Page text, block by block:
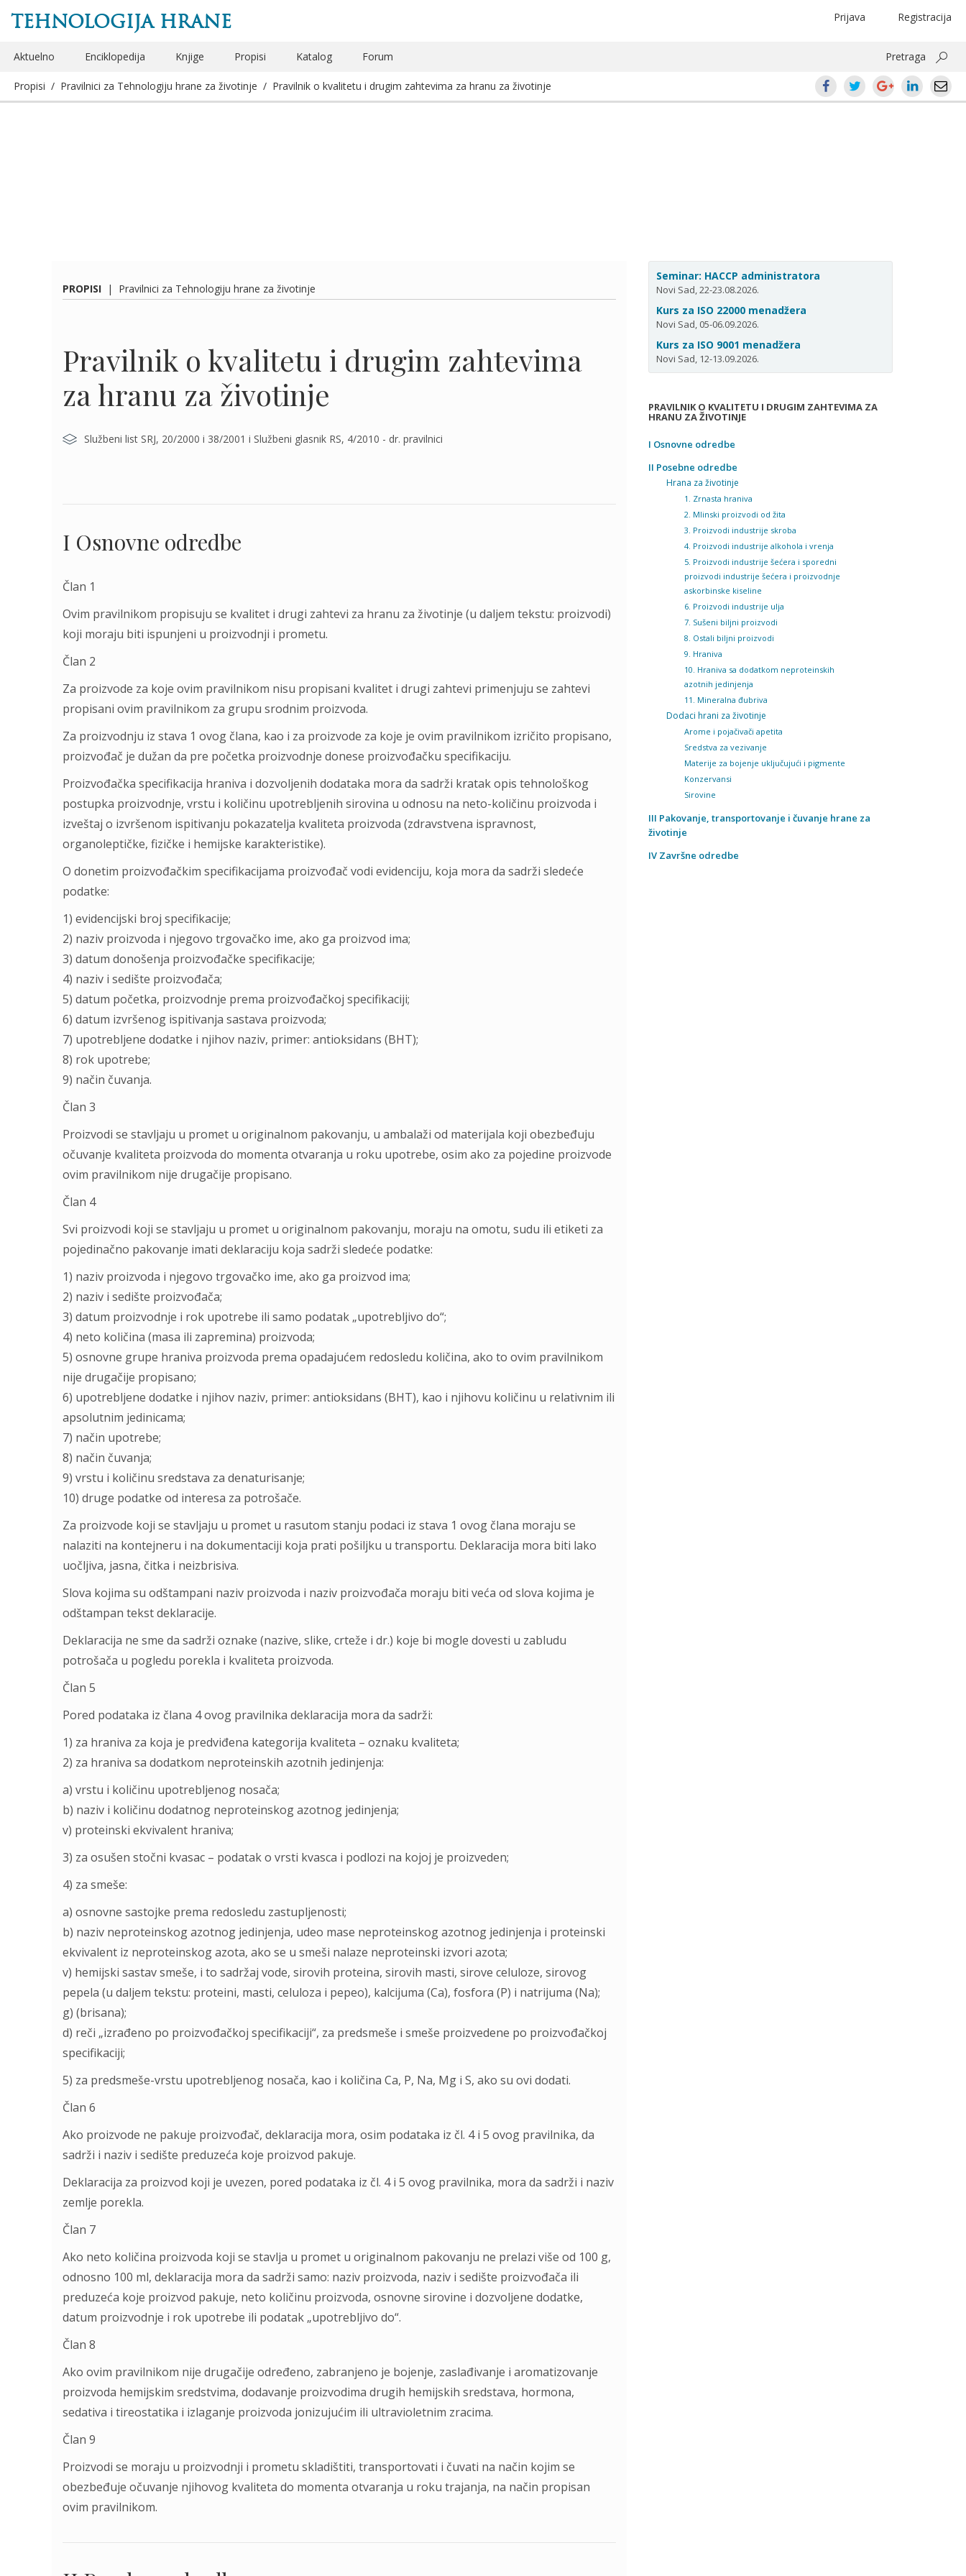
TEHNOLOGIJA HRANE Registracija
Prijava
Aktuelno Enciklopedija Knjige Propisi Katalog Forum Pretraga
Propisi / Pravilnici za Tehnologiju hrane za životinje / Pravilnik o kvalitetu i drugim zahtevima za hranu za životinje
PROPISI | Pravilnici za Tehnologiju hrane za životinje
Pravilnik o kvalitetu i drugim zahtevima
za hranu za životinje
Službeni list SRJ, 20/2000 i 38/2001 i Službeni glasnik RS, 4/2010 - dr. pravilnici
I Osnovne odredbe
Član 1
Ovim pravilnikom propisuju se kvalitet i drugi zahtevi za hranu za životinje (u daljem tekstu: proizvodi)
koji moraju biti ispunjeni u proizvodnji i prometu.
Član 2
Za proizvode za koje ovim pravilnikom nisu propisani kvalitet i drugi zahtevi primenjuju se zahtevi
propisani ovim pravilnikom za grupu srodnim proizvoda.
Za proizvodnju iz stava 1 ovog člana, kao i za proizvode za koje je ovim pravilnikom izričito propisano,
proizvođač je dužan da pre početka proizvodnje donese proizvođačku specifikaciju.
Proizvođačka specifikacija hraniva i dozvoljenih dodataka mora da sadrži kratak opis tehnološkog
postupka proizvodnje, vrstu i količinu upotrebljenih sirovina u odnosu na neto-količinu proizvoda i
izveštaj o izvršenom ispitivanju pokazatelja kvaliteta proizvoda (zdravstvena ispravnost,
organoleptičke, fizičke i hemijske karakteristike).
O donetim proizvođačkim specifikacijama proizvođač vodi evidenciju, koja mora da sadrži sledeće
podatke:
1) evidencijski broj specifikacije;
2) naziv proizvoda i njegovo trgovačko ime, ako ga proizvod ima;
3) datum donošenja proizvođačke specifikacije;
4) naziv i sedište proizvođača;
5) datum početka, proizvodnje prema proizvođačkoj specifikaciji;
6) datum izvršenog ispitivanja sastava proizvoda;
7) upotrebljene dodatke i njihov naziv, primer: antioksidans (BHT);
8) rok upotrebe;
9) način čuvanja.
Član 3
Proizvodi se stavljaju u promet u originalnom pakovanju, u ambalaži od materijala koji obezbeđuju
očuvanje kvaliteta proizvoda do momenta otvaranja u roku upotrebe, osim ako za pojedine proizvode
ovim pravilnikom nije drugačije propisano.
Član 4
Svi proizvodi koji se stavljaju u promet u originalnom pakovanju, moraju na omotu, sudu ili etiketi za
pojedinačno pakovanje imati deklaraciju koja sadrži sledeće podatke:
1) naziv proizvoda i njegovo trgovačko ime, ako ga proizvod ima;
2) naziv i sedište proizvođača;
3) datum proizvodnje i rok upotrebe ili samo podatak „upotrebljivo do“;
4) neto količina (masa ili zapremina) proizvoda;
5) osnovne grupe hraniva proizvoda prema opadajućem redosledu količina, ako to ovim pravilnikom
nije drugačije propisano;
6) upotrebljene dodatke i njihov naziv, primer: antioksidans (BHT), kao i njihovu količinu u relativnim ili
apsolutnim jedinicama;
7) način upotrebe;
8) način čuvanja;
9) vrstu i količinu sredstava za denaturisanje;
10) druge podatke od interesa za potrošače.
Za proizvode koji se stavljaju u promet u rasutom stanju podaci iz stava 1 ovog člana moraju se
nalaziti na kontejneru i na dokumentaciji koja prati pošiljku u transportu. Deklaracija mora biti lako
uočljiva, jasna, čitka i neizbrisiva.
Slova kojima su odštampani naziv proizvoda i naziv proizvođača moraju biti veća od slova kojima je
odštampan tekst deklaracije.
Deklaracija ne sme da sadrži oznake (nazive, slike, crteže i dr.) koje bi mogle dovesti u zabludu
potrošača u pogledu porekla i kvaliteta proizvoda.
Član 5
Pored podataka iz člana 4 ovog pravilnika deklaracija mora da sadrži:
1) za hraniva za koja je predviđena kategorija kvaliteta – oznaku kvaliteta;
2) za hraniva sa dodatkom neproteinskih azotnih jedinjenja:
a) vrstu i količinu upotrebljenog nosača;
b) naziv i količinu dodatnog neproteinskog azotnog jedinjenja;
v) proteinski ekvivalent hraniva;
3) za osušen stočni kvasac – podatak o vrsti kvasca i podlozi na kojoj je proizveden;
4) za smeše:
a) osnovne sastojke prema redosledu zastupljenosti;
b) naziv neproteinskog azotnog jedinjenja, udeo mase neproteinskog azotnog jedinjenja i proteinski
ekvivalent iz neproteinskog azota, ako se u smeši nalaze neproteinski izvori azota;
v) hemijski sastav smeše, i to sadržaj vode, sirovih proteina, sirovih masti, sirove celuloze, sirovog
pepela (u daljem tekstu: proteini, masti, celuloza i pepeo), kalcijuma (Ca), fosfora (P) i natrijuma (Na);
g) (brisana);
d) reči „izrađeno po proizvođačkoj specifikaciji“, za predsmeše i smeše proizvedene po proizvođačkoj
specifikaciji;
5) za predsmeše-vrstu upotrebljenog nosača, kao i količina Ca, P, Na, Mg i S, ako su ovi dodati.
Član 6
Ako proizvode ne pakuje proizvođač, deklaracija mora, osim podataka iz čl. 4 i 5 ovog pravilnika, da
sadrži i naziv i sedište preduzeća koje proizvod pakuje.
Deklaracija za proizvod koji je uvezen, pored podataka iz čl. 4 i 5 ovog pravilnika, mora da sadrži i naziv
zemlje porekla.
Član 7
Ako neto količina proizvoda koji se stavlja u promet u originalnom pakovanju ne prelazi više od 100 g,
odnosno 100 ml, deklaracija mora da sadrži samo: naziv proizvoda, naziv i sedište proizvođača ili
preduzeća koje proizvod pakuje, neto količinu proizvoda, osnovne sirovine i dozvoljene dodatke,
datum proizvodnje i rok upotrebe ili podatak „upotrebljivo do“.
Član 8
Ako ovim pravilnikom nije drugačije određeno, zabranjeno je bojenje, zaslađivanje i aromatizovanje
proizvoda hemijskim sredstvima, dodavanje proizvodima drugih hemijskih sredstava, hormona,
sedativa i tireostatika i izlaganje proizvoda jonizujućim ili ultravioletnim zracima.
Član 9
Proizvodi se moraju u proizvodnji i prometu skladištiti, transportovati i čuvati na način kojim se
obezbeđuje očuvanje njihovog kvaliteta do momenta otvaranja u roku trajanja, na način propisan
ovim pravilnikom.
Seminar: HACCP administratora
Novi Sad, 22-23.08.2026.
Kurs za ISO 22000 menadžera
Novi Sad, 05-06.09.2026.
Kurs za ISO 9001 menadžera
Novi Sad, 12-13.09.2026.
PRAVILNIK O KVALITETU I DRUGIM ZAHTEVIMA ZA
HRANU ZA ŽIVOTINJE
I Osnovne odredbe
II Posebne odredbe
Hrana za životinje
1. Zrnasta hraniva
2. Mlinski proizvodi od žita
3. Proizvodi industrije skroba
4. Proizvodi industrije alkohola i vrenja
5. Proizvodi industrije šećera i sporedni
proizvodi industrije šećera i proizvodnje
askorbinske kiseline
6. Proizvodi industrije ulja
7. Sušeni biljni proizvodi
8. Ostali biljni proizvodi
9. Hraniva
10. Hraniva sa dodatkom neproteinskih
azotnih jedinjenja
11. Mineralna đubriva
Dodaci hrani za životinje
Arome i pojačivači apetita
Sredstva za vezivanje
Materije za bojenje uključujući i pigmente
Konzervansi
Sirovine
III Pakovanje, transportovanje i čuvanje hrane za
životinje
IV Završne odredbe